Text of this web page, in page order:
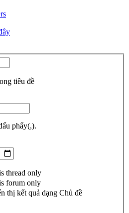
tiêu đề
phẩy(,).
thread only
forum only
thị kết quả dạng Chủ đề